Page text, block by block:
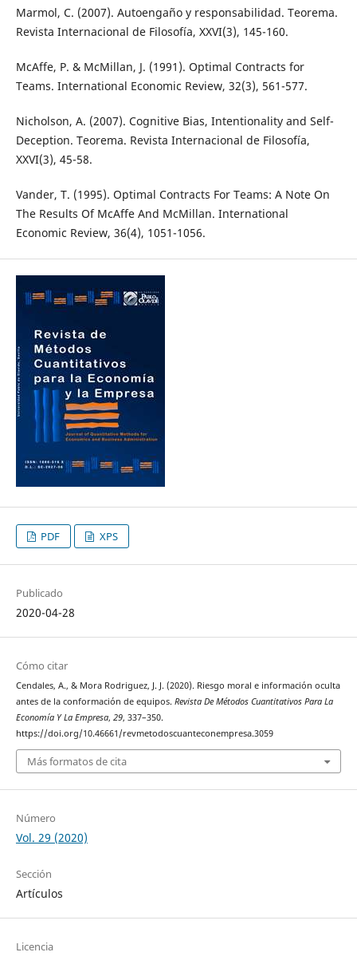
Marmol, C. (2007). Autoengaño y responsabilidad. Teorema.
Revista Internacional de Filosofía, XXVI(3), 145-160.
McAffe, P. & McMillan, J. (1991). Optimal Contracts for
Teams. International Economic Review, 32(3), 561-577.
Nicholson, A. (2007). Cognitive Bias, Intentionality and Self-
Deception. Teorema. Revista Internacional de Filosofía,
XXVI(3), 45-58.
Vander, T. (1995). Optimal Contracts For Teams: A Note On
The Results Of McAffe And McMillan. International
Economic Review, 36(4), 1051-1056.
PDF XPS
Publicado
2020-04-28
Cómo citar
Cendales, A., & Mora Rodriguez, J. J. (2020). Riesgo moral e información oculta
antes de la conformación de equipos. Revista De Métodos Cuantitativos Para La
Economía Y La Empresa, 29, 337–350.
https://doi.org/10.46661/revmetodoscuanteconempresa.3059
Más formatos de cita
Número
Vol. 29 (2020)
Sección
Artículos
Licencia